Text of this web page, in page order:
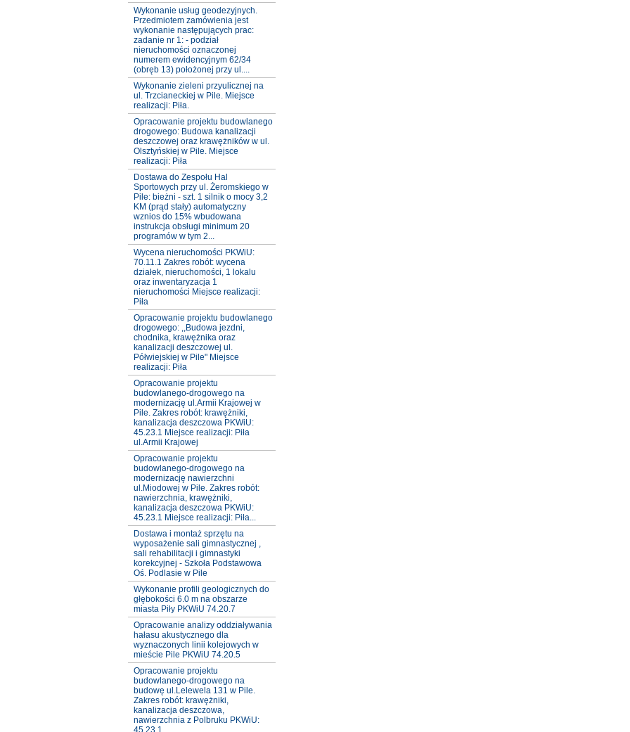
Wykonanie usług geodezyjnych.
Przedmiotem zamówienia jest
wykonanie następujących prac:
zadanie nr 1: - podział
nieruchomości oznaczonej
numerem ewidencyjnym 62/34
(obręb 13) położonej przy ul....
Wykonanie zieleni przyulicznej na
ul. Trzcianeckiej w Pile. Miejsce
realizacji: Piła.
Opracowanie projektu budowlanego
drogowego: Budowa kanalizacji
deszczowej oraz krawężników w ul.
Olsztyńskiej w Pile. Miejsce
realizacji: Piła
Dostawa do Zespołu Hal
Sportowych przy ul. Żeromskiego w
Pile: bieżni - szt. 1 silnik o mocy 3,2
KM (prąd stały) automatyczny
wznios do 15% wbudowana
instrukcja obsługi minimum 20
programów w tym 2...
Wycena nieruchomości PKWiU:
70.11.1 Zakres robót: wycena
działek, nieruchomości, 1 lokalu
oraz inwentaryzacja 1
nieruchomości Miejsce realizacji:
Piła
Opracowanie projektu budowlanego
drogowego: ,,Budowa jezdni,
chodnika, krawężnika oraz
kanalizacji deszczowej ul.
Półwiejskiej w Pile" Miejsce
realizacji: Piła
Opracowanie projektu
budowlanego-drogowego na
modernizację ul.Armii Krajowej w
Pile. Zakres robót: krawężniki,
kanalizacja deszczowa PKWiU:
45.23.1 Miejsce realizacji: Piła
ul.Armii Krajowej
Opracowanie projektu
budowlanego-drogowego na
modernizację nawierzchni
ul.Miodowej w Pile. Zakres robót:
nawierzchnia, krawężniki,
kanalizacja deszczowa PKWiU:
45.23.1 Miejsce realizacji: Piła...
Dostawa i montaż sprzętu na
wyposażenie sali gimnastycznej ,
sali rehabilitacji i gimnastyki
korekcyjnej - Szkoła Podstawowa
Oś. Podlasie w Pile
Wykonanie profili geologicznych do
głębokości 6.0 m na obszarze
miasta Piły PKWiU 74.20.7
Opracowanie analizy oddziaływania
hałasu akustycznego dla
wyznaczonych linii kolejowych w
mieście Pile PKWiU 74.20.5
Opracowanie projektu
budowlanego-drogowego na
budowę ul.Lelewela 131 w Pile.
Zakres robót: krawężniki,
kanalizacja deszczowa,
nawierzchnia z Polbruku PKWiU:
45.23.1